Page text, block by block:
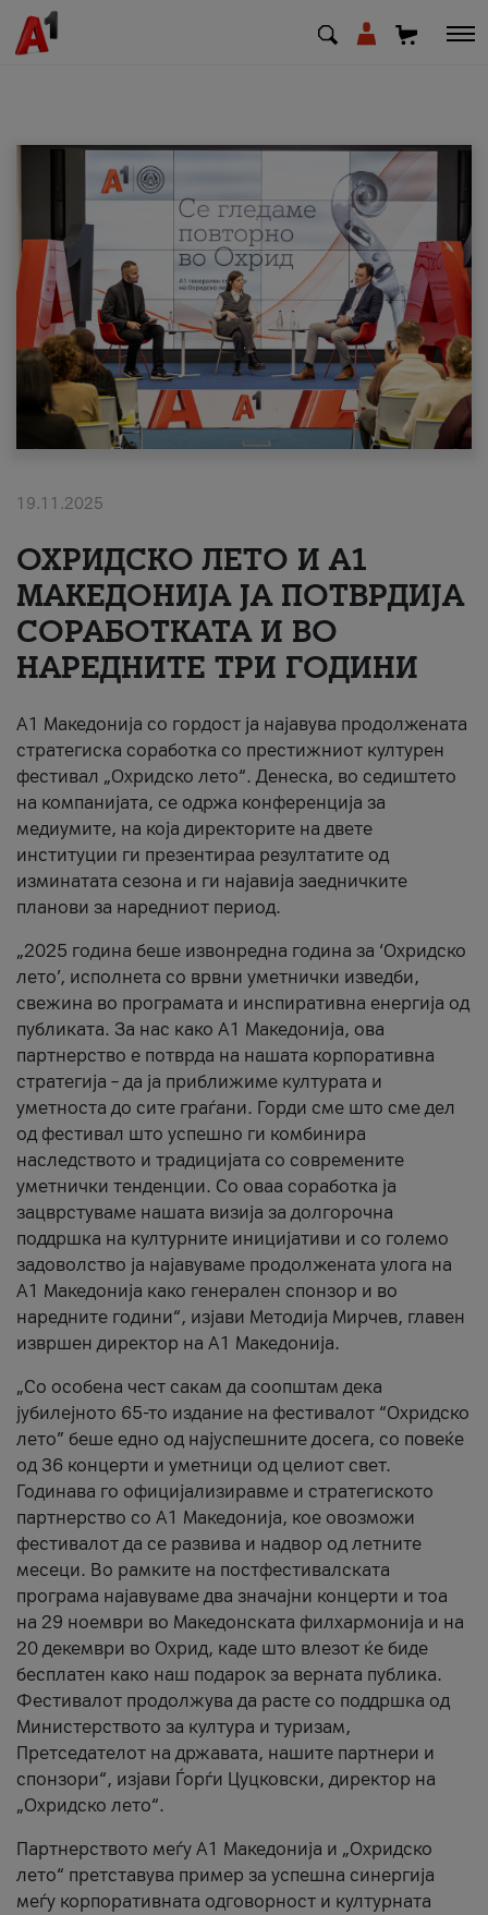
МК SQ
Приватни Деловни
Поддршка
Надополни кредит
#ПодобарОнлајн
19.11.2025
ОХРИДСКО ЛЕТО И A1
МАКЕДОНИЈА ЈА ПОТВРДИЈА
СОРАБОТКАТА И ВО
НАРЕДНИТЕ ТРИ ГОДИНИ
A1 Македонија со гордост ја најавува продолжената
стратегиска соработка со престижниот културен
фестивал „Охридско лето“. Денеска, во седиштето
на компанијата, се одржа конференција за
медиумите, на која директорите на двете
институции ги презентираа резултатите од
изминатата сезона и ги најавија заедничките
планови за наредниот период.
„2025 година беше извонредна година за ‘Охридско
лето’, исполнета со врвни уметнички изведби,
свежина во програмата и инспиративна енергија од
публиката. За нас како A1 Македонија, ова
партнерство е потврда на нашата корпоративна
стратегија – да ја приближиме културата и
уметноста до сите граѓани. Горди сме што сме дел
од фестивал што успешно ги комбинира
наследството и традицијата со современите
уметнички тенденции. Со оваа соработка ја
зацврстуваме нашата визија за долгорочна
поддршка на културните иницијативи и со големо
задоволство ја најавуваме продолжената улога на
A1 Македонија како генерален спонзор и во
наредните години“, изјави Методија Мирчев, главен
извршен директор на A1 Македонија.
„Со особена чест сакам да соопштам дека
јубилејното 65-то издание на фестивалот “Охридско
лето” беше едно од најуспешните досега, со повеќе
од 36 концерти и уметници од целиот свет.
Годинава го официјализиравме и стратегиското
партнерство со А1 Македонија, кое овозможи
фестивалот да се развива и надвор од летните
месеци. Во рамките на постфестивалската
програма најавуваме два значајни концерти и тоа
на 29 ноември во Македонската филхармонија и на
20 декември во Охрид, каде што влезот ќе биде
бесплатен како наш подарок за верната публика.
Фестивалот продолжува да расте со поддршка од
Министерството за култура и туризам,
Претседателот на државата, нашите партнери и
спонзори“, изјави Ѓорѓи Цуцковски, директор на
„Охридско лето“.
Партнерството меѓу A1 Македонија и „Охридско
лето“ претставува пример за успешна синергија
меѓу корпоративната одговорност и културната